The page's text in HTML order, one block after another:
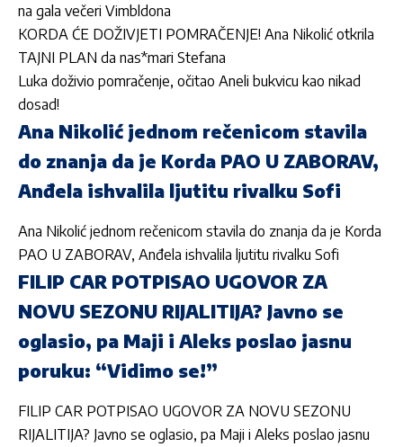
na gala večeri Vimbldona
KORDA ĆE DOŽIVJETI POMRAČENJE! Ana Nikolić otkrila
TAJNI PLAN da nas*mari Stefana
Luka doživio pomračenje, očitao Aneli bukvicu kao nikad
dosad!
Ana Nikolić jednom rečenicom stavila
do znanja da je Korda PAO U ZABORAV,
Anđela ishvalila ljutitu rivalku Sofi
Ana Nikolić jednom rečenicom stavila do znanja da je Korda
PAO U ZABORAV, Anđela ishvalila ljutitu rivalku Sofi
FILIP CAR POTPISAO UGOVOR ZA
NOVU SEZONU RIJALITIJA? Javno se
oglasio, pa Maji i Aleks poslao jasnu
poruku: “Vidimo se!”
FILIP CAR POTPISAO UGOVOR ZA NOVU SEZONU
RIJALITIJA? Javno se oglasio, pa Maji i Aleks poslao jasnu